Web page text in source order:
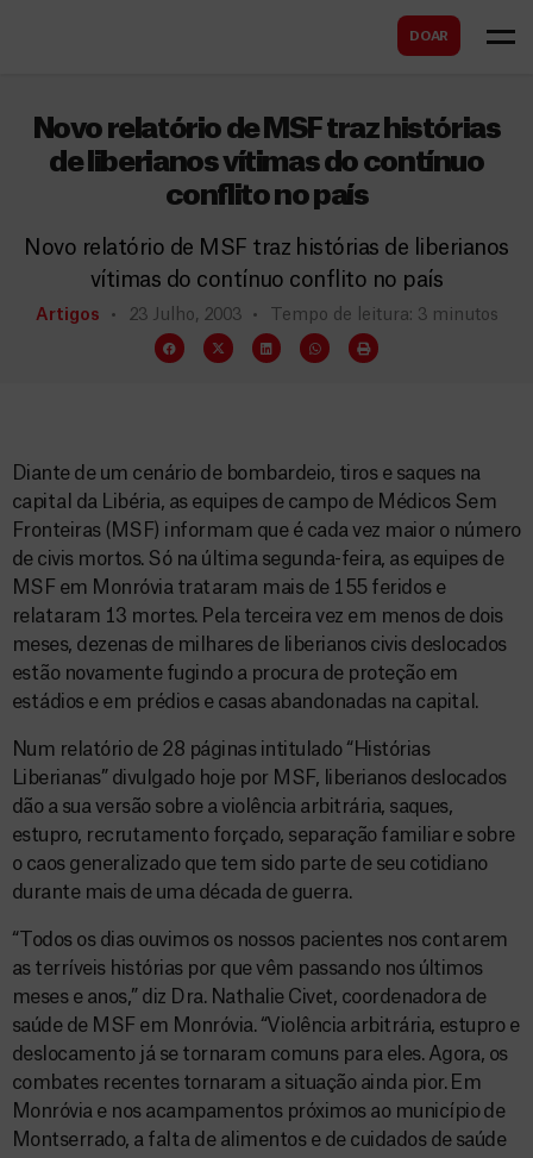
DOAR
r
Novo relatório de MSF traz histórias
de liberianos vítimas do contínuo
conflito no país
Novo relatório de MSF traz histórias de liberianos
vítimas do contínuo conflito no país
Artigos 23 Julho, 2003 Tempo de leitura: 3 minutos
Diante de um cenário de bombardeio, tiros e saques na
capital da Libéria, as equipes de campo de Médicos Sem
Fronteiras (MSF) informam que é cada vez maior o número
de civis mortos. Só na última segunda-feira, as equipes de
MSF em Monróvia trataram mais de 155 feridos e
relataram 13 mortes. Pela terceira vez em menos de dois
meses, dezenas de milhares de liberianos civis deslocados
estão novamente fugindo a procura de proteção em
estádios e em prédios e casas abandonadas na capital.
Num relatório de 28 páginas intitulado “Histórias
Liberianas” divulgado hoje por MSF, liberianos deslocados
dão a sua versão sobre a violência arbitrária, saques,
estupro, recrutamento forçado, separação familiar e sobre
o caos generalizado que tem sido parte de seu cotidiano
durante mais de uma década de guerra.
“Todos os dias ouvimos os nossos pacientes nos contarem
as terríveis histórias por que vêm passando nos últimos
meses e anos,” diz Dra. Nathalie Civet, coordenadora de
saúde de MSF em Monróvia. “Violência arbitrária, estupro e
deslocamento já se tornaram comuns para eles. Agora, os
combates recentes tornaram a situação ainda pior. Em
Monróvia e nos acampamentos próximos ao município de
Montserrado, a falta de alimentos e de cuidados de saúde
c
a
r